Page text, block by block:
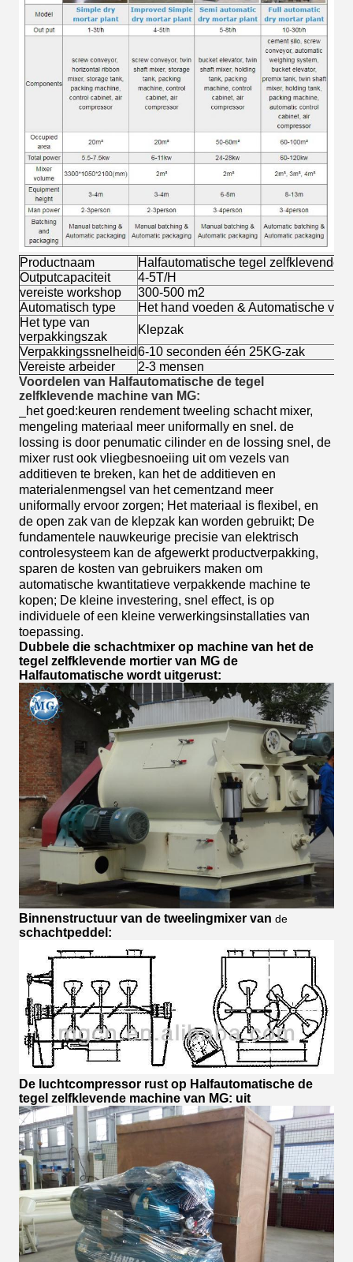
Productnaam
Halfautomatische tegel zelfklevende
Outputcapaciteit
4-5T/H
vereiste workshop
300-500 m2
Automatisch type
Het hand voeden & Automatische
Het type van
verpakkingszak
Klepzak
Verpakkingssnelheid6-10 seconden één 25KG-zak
Vereiste arbeider
2-3 mensen
Voordelen van Halfautomatische de tegel
zelfklevende machine van MG:
_het goed:keuren rendement tweeling schacht mixer,
mengeling materiaal meer uniformally en snel. de
lossing is door penumatic cilinder en de lossing snel, de
mixer rust ook vliegbesnoeiing uit om vezels van
additieven te breken, kan het de additieven en
materialenmengsel van het cementzand meer
uniformally ervoor zorgen; Het materiaal is flexibel, en
de open zak van de klepzak kan worden gebruikt; De
fundamentele nauwkeurige precisie van elektrisch
controlesysteem kan de afgewerkt productverpakking,
sparen de kosten van gebruikers maken om
automatische kwantitatieve verpakkende machine te
kopen; De kleine investering, snel effect, is op
individuele of een kleine verwerkingsinstallaties van
toepassing.
Dubbele die schachtmixer op machine van het de
tegel zelfklevende mortier van MG de
Halfautomatische wordt uitgerust:
Binnenstructuur van de tweelingmixer van de
schachtpeddel:
De luchtcompressor rust op Halfautomatische de
tegel zelfklevende machine van MG: uit